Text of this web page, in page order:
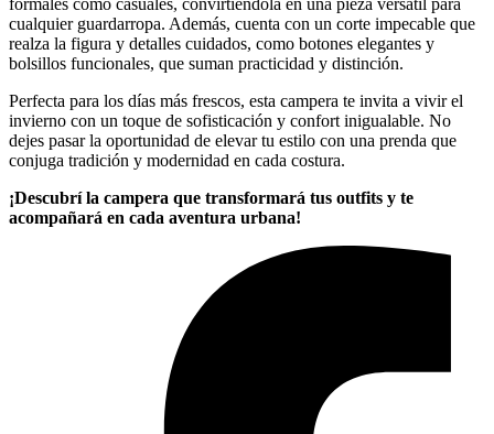
cualquier guardarropa. Además, cuenta con un corte impecable que
realza la figura y detalles cuidados, como botones elegantes y
bolsillos funcionales, que suman practicidad y distinción.
Perfecta para los días más frescos, esta campera te invita a vivir el
invierno con un toque de sofisticación y confort inigualable. No
dejes pasar la oportunidad de elevar tu estilo con una prenda que
conjuga tradición y modernidad en cada costura.
¡Descubrí la campera que transformará tus outfits y te
acompañará en cada aventura urbana!